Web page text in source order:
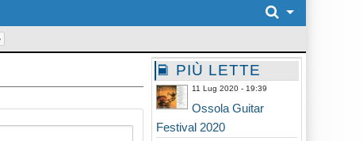
PIÙ LETTE
11 Lug 2020 - 19:39
Ossola Guitar
Festival 2020